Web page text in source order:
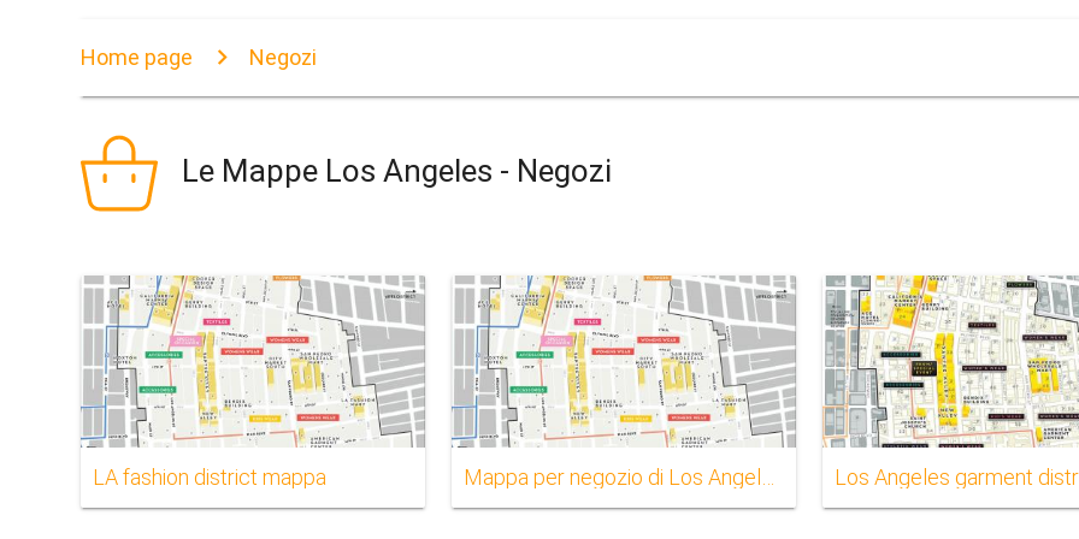
Home page Negozi
Le Mappe Los Angeles - Negozi
LA fashion district mappa